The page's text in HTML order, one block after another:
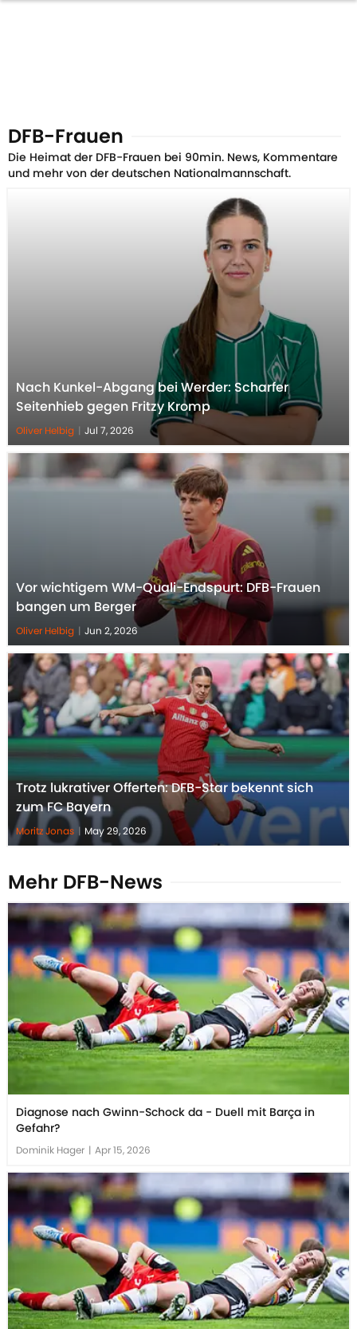
DFB-Frauen
Die Heimat der DFB-Frauen bei 90min. News, Kommentare
und mehr von der deutschen Nationalmannschaft.
Nach Kunkel-Abgang bei Werder: Scharfer
Seitenhieb gegen Fritzy Kromp
Oliver Helbig | Jul 7, 2026
Vor wichtigem WM-Quali-Endspurt: DFB-Frauen
bangen um Berger
Oliver Helbig | Jun 2, 2026
Trotz lukrativer Offerten: DFB-Star bekennt sich
zum FC Bayern
Moritz Jonas | May 29, 2026
Mehr DFB-News
Diagnose nach Gwinn-Schock da - Duell mit Barça in
Gefahr?
Dominik Hager | Apr 15, 2026